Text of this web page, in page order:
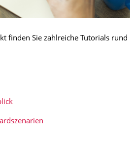
finden Sie zahlreiche Tutorials rund